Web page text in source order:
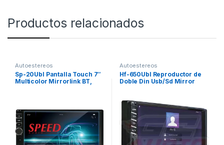
Productos relacionados
Autoestereos
Sp-20Ubl Pantalla Touch 7″
Multicolor Mirrorlink BT,
Autoestereos
Hf-650Ubl Reproductor de
Doble Din Usb/Sd Mirror